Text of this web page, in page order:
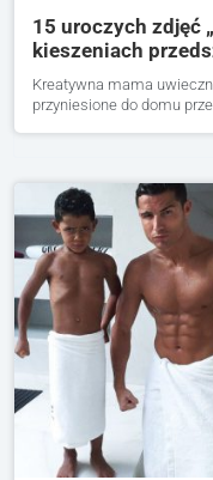
15 uroczych zdjęć
kieszeniach
Kreatywna mama
przyniesione do domu